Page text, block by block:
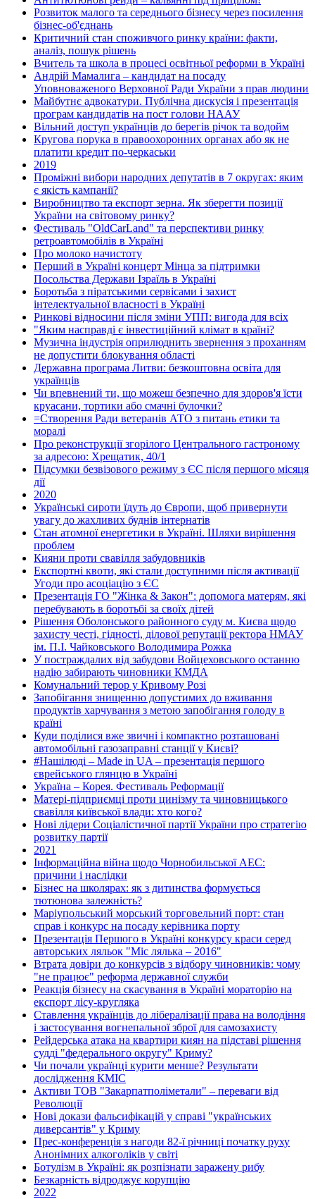
Розвиток малого та середнього бізнесу через посилення
бізнес-об'єднань
Критичний стан споживчого ринку країни: факти,
аналіз, пошук рішень
Вчитель та школа в процесі освітньої реформи в Україні
Андрій Мамалига – кандидат на посаду
Уповноваженого Верховної Ради України з прав людини
Майбутнє адвокатури. Публічна дискусія і презентація
програм кандидатів на пост голови НААУ
Вільний доступ українців до берегів річок та водойм
Кругова порука в правоохоронних органах або як не
платити кредит по-черкаськи
2019
Проміжні вибори народних депутатів в 7 округах: яким
є якість кампанії?
Виробництво та експорт зерна. Як зберегти позиції
України на світовому ринку?
Фестиваль "OldCarLand" та перспективи ринку
ретроавтомобілів в Україні
Про молоко начистоту
Перший в Україні концерт Мінца за підтримки
Посольства Держави Ізраїль в Україні
Боротьба з піратськими сервісами і захист
інтелектуальної власності в Україні
Ринкові відносини після зміни УПП: вигода для всіх
"Яким насправді є інвестиційний клімат в країні?
Музична індустрія оприлюднить звернення з проханням
не допустити блокування області
Державна програма Литви: безкоштовна освіта для
українців
Чи впевнений ти, що можеш безпечно для здоров'я їсти
круасани, тортики або смачні булочки?
=Створення Ради ветеранів АТО з питань етики та
моралі
Про реконструкції згорілого Центрального гастроному
за адресою: Хрещатик, 40/1
Підсумки безвізового режиму з ЄС після першого місяця
дії
2020
Українські сироти їдуть до Європи, щоб привернути
увагу до жахливих буднів інтернатів
Стан атомної енергетики в Україні. Шляхи вирішення
проблем
Кияни проти свавілля забудовників
Експортні квоти, які стали доступними після активації
Угоди про асоціацію з ЄС
Презентація ГО "Жінка & Закон": допомога матерям, які
перебувають в боротьбі за своїх дітей
Рішення Оболонського районного суду м. Києва щодо
захисту честі, гідності, ділової репутації ректора НМАУ
ім. П.І. Чайковського Володимира Рожка
У постраждалих від забудови Войцеховського останню
надію забирають чиновники КМДА
Комунальний терор у Кривому Розі
Запобігання знищенню допустимих до вживання
продуктів харчування з метою запобігання голоду в
країні
Куди поділися вже звичні і компактно розташовані
автомобільні газозаправні станції у Києві?
#Нашілюді – Made in UA – презентація першого
єврейського глянцю в Україні
Україна – Корея. Фестиваль Реформації
Матері-підприємці проти цинізму та чиновницького
свавілля київської влади: хто кого?
Нові лідери Соціалістичної партії України про стратегію
розвитку партії
2021
Інформаційна війна щодо Чорнобильської АЕС:
причини і наслідки
Бізнес на школярах: як з дитинства формується
тютюнова залежність?
Маріупольський морський торговельний порт: стан
справ і конкурс на посаду керівника порту
Презентація Першого в Україні конкурсу краси серед
авторських ляльок "Міс лялька – 2016"
Втрата довіри до конкурсів з відбору чиновників: чому
"не працює" реформа державної служби
Реакція бізнесу на скасування в Україні мораторію на
експорт лісу-кругляка
Ставлення українців до лібералізації права на володіння
і застосування вогнепальної зброї для самозахисту
Рейдерська атака на квартири киян на підставі рішення
судді "федерального округу" Криму?
Чи почали українці курити менше? Результати
дослідження КМІС
Активи ТОВ "Закарпатполіметали" – переваги від
Революції
Нові докази фальсифікацій у справі "українських
диверсантів" у Криму
Прес-конференція з нагоди 82-ї річниці початку руху
Анонімних алкоголіків у світі
Ботулізм в Україні: як розпізнати заражену рибу
Безкарність відроджує корупцію
2022